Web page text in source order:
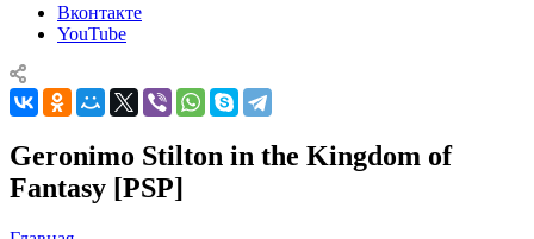
Вконтакте
YouTube
Geronimo Stilton in the Kingdom of
Fantasy [PSP]